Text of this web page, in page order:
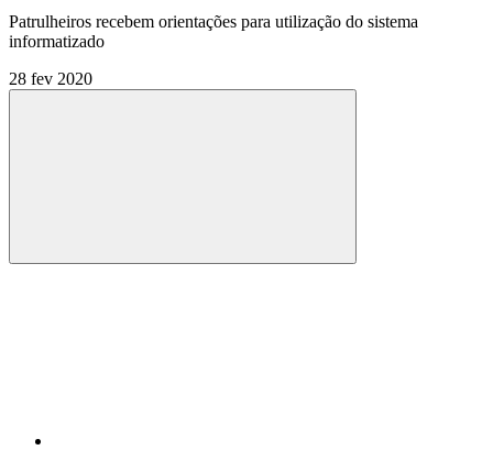
Patrulheiros recebem orientações para utilização do sistema
informatizado
28 fev 2020
Compartilhar